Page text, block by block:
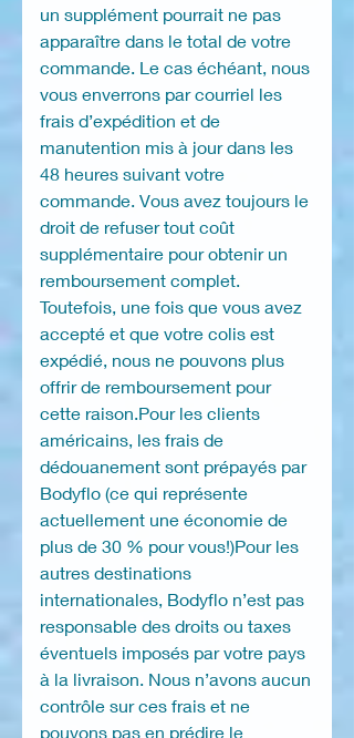
un supplément pourrait ne pas
apparaître dans le total de votre
commande. Le cas échéant, nous
vous enverrons par courriel les
frais d’expédition et de
manutention mis à jour dans les
48 heures suivant votre
commande. Vous avez toujours le
droit de refuser tout coût
supplémentaire pour obtenir un
remboursement complet.
Toutefois, une fois que vous avez
accepté et que votre colis est
expédié, nous ne pouvons plus
offrir de remboursement pour
cette raison.Pour les clients
américains, les frais de
dédouanement sont prépayés par
Bodyflo (ce qui représente
actuellement une économie de
plus de 30 % pour vous!)Pour les
autres destinations
internationales, Bodyflo n’est pas
responsable des droits ou taxes
éventuels imposés par votre pays
à la livraison. Nous n’avons aucun
contrôle sur ces frais et ne
pouvons pas en prédire le